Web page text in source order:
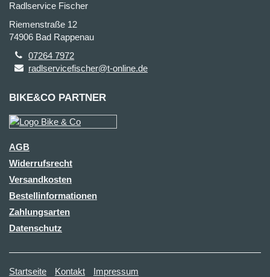
Radlservice Fischer
Riemenstraße 12
74906 Bad Rappenau
07264 7972
radlservicefischer@t-online.de
BIKE&CO PARTNER
AGB
Widerrufsrecht
Versandkosten
Bestellinformationen
Zahlungsarten
Datenschutz
Startseite Kontakt Impressum